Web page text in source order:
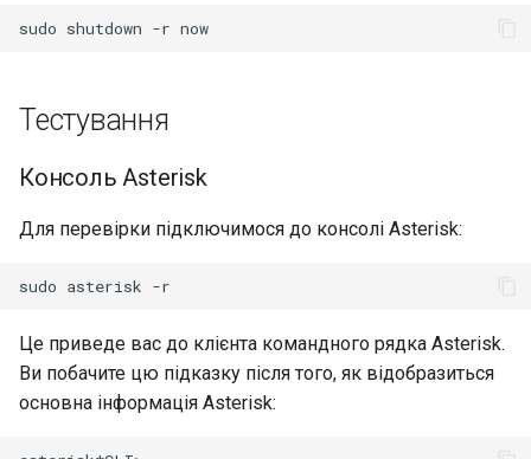
sudo shutdown -r
Тестування
Консоль Asterisk
Для перевірки підключимося до консолі Asterisk:
sudo asterisk
Це приведе вас до клієнта командного рядка Asterisk.
Ви побачите цю підказку після того, як відобразиться
основна інформація Asterisk: